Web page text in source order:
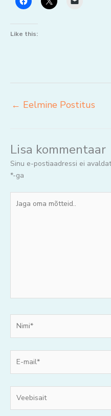
Like this:
← Eelmine Postitus
Lisa kommentaar
Sinu e-postiaadressi ei
*-ga
oma
mail*